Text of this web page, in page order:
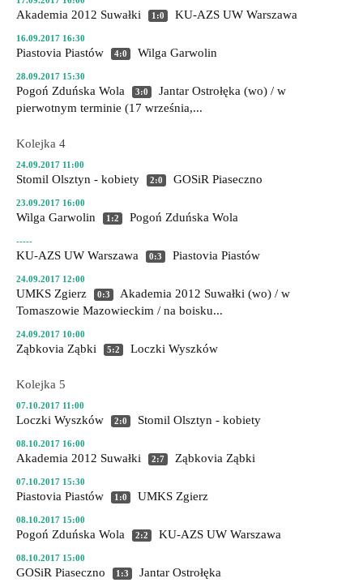
Akademia 2012 Suwałki 1:0 KU-AZS UW Warszawa
16.09.2017 16:30
Piastovia Piastów 4:0 Wilga Garwolin
28.09.2017 15:30
Pogoń Zduńska Wola 3:0 Jantar Ostrołęka (wo) / w
pierwotnym terminie (17 września,...
Kolejka 4
24.09.2017 11:00
Stomil Olsztyn - kobiety 2:0 GOSiR Piaseczno
23.09.2017 16:00
Wilga Garwolin 1:2 Pogoń Zduńska Wola
-----
KU-AZS UW Warszawa 0:3 Piastovia Piastów
24.09.2017 12:00
UMKS Zgierz 0:3 Akademia 2012 Suwałki (wo) / w
Tomaszowie Mazowieckim / na boisku...
24.09.2017 10:00
Ząbkovia Ząbki 5:2 Loczki Wyszków
Kolejka 5
07.10.2017 11:00
Loczki Wyszków 2:0 Stomil Olsztyn - kobiety
08.10.2017 16:00
Akademia 2012 Suwałki 2:7 Ząbkovia Ząbki
07.10.2017 15:30
Piastovia Piastów 1:0 UMKS Zgierz
08.10.2017 15:00
Pogoń Zduńska Wola 2:2 KU-AZS UW Warszawa
08.10.2017 15:00
GOSiR Piaseczno 1:3 Jantar Ostrołęka